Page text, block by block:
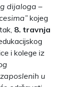
dijaloga –
kojeg
8. travnja
i kolege iz
u